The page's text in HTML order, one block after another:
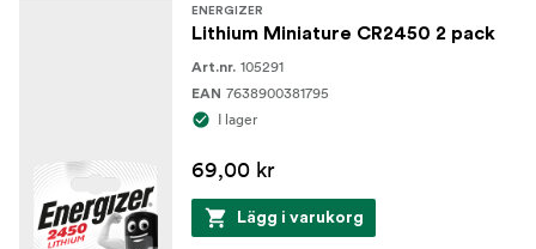
ENERGIZER
Lithium Miniature CR2450 2 pack
Art.nr. 105291
EAN 7638900381795
I lager
69,00 kr
Lägg i varukorg